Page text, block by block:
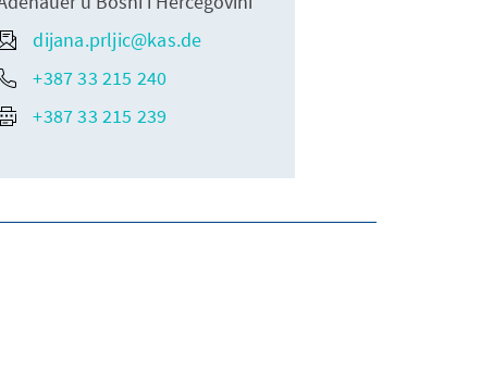
dijana.prljic@kas.de
+387 33 215 240
+387 33 215 239